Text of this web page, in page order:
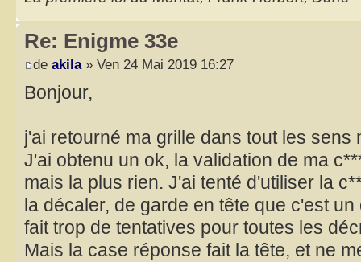
Re: Enigme 33e
de akila» Ven 24 Mai 2019 16:27
Bonjour,
j'ai retourné ma grille dans tout les sens
J'ai obtenu un ok, la validation de ma
mais la plus rien. J'ai tenté d'utiliser la
la décaler, de garde en tête que c'est
fait trop de tentatives pour toutes les
Mais la case réponse fait la tête, et ne